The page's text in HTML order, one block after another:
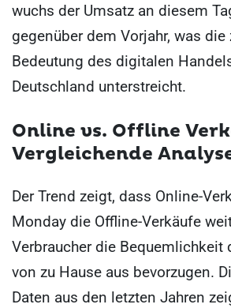
wuchs der Umsatz an diesem
gegenüber dem Vorjahr, was die
Bedeutung des digitalen
Deutschland unterstreicht.
Online vs. Offline
Vergleichende
Der Trend zeigt, dass Online-
Monday die Offline-Verkäufe
Verbraucher die Bequemlichkeit
von zu Hause aus bevorzugen.
Daten aus den letzten Jahren